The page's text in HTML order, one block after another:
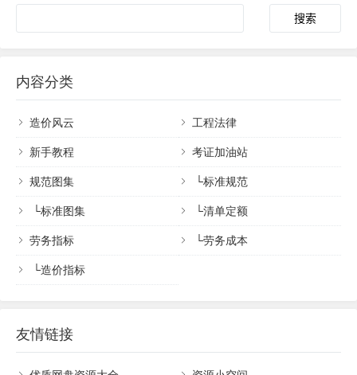
内容分类
造价风云 工程法律
新手教程 考证加油站
规范图集 └标准规范
└标准图集 └清单定额
劳务指标 └劳务成本
└造价指标
友情链接